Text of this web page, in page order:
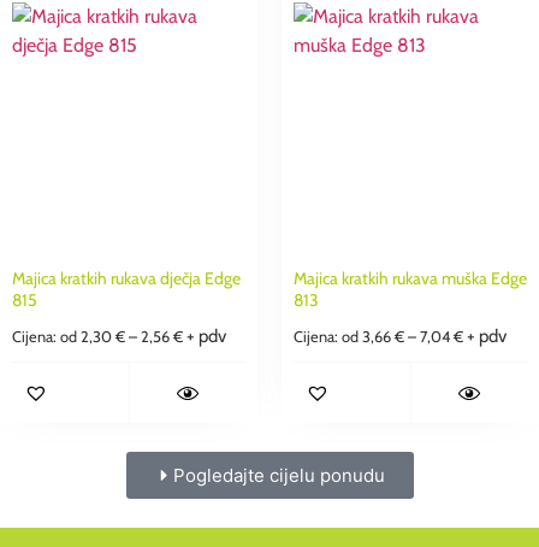
Majica kratkih rukava dječja Edge
815
Cijena: od 2,30 € – 2,56 € + pdv
Majica kratkih rukava muška Edge
813
Cijena: od 3,66 € – 7,04 € + pdv
Pogledajte cijelu ponudu